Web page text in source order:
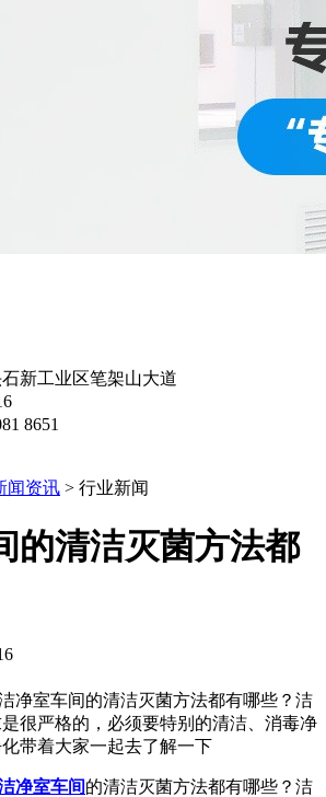
新工业区笔架山大道
8651
闻资讯 > 行业新闻
的清洁灭菌方法都
室车间的清洁灭菌方法都有哪些？洁
很严格的，必须要特别的清洁、消毒净
带着大家一起去了解一下
净室车间的清洁灭菌方法都有哪些？洁